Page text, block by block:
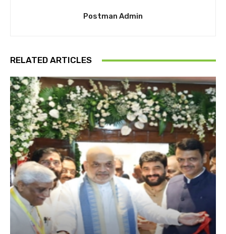
Postman Admin
RELATED ARTICLES